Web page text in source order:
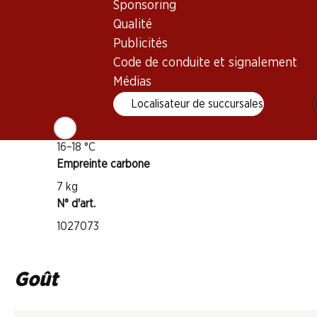
Sponsoring
Qualité
Publicités
Code de conduite et signalement
Médias
Localisateur de succursales
Température de dégustation
16–18 °C
Empreinte carbone
7 kg
N° d'art.
1027073
Goût